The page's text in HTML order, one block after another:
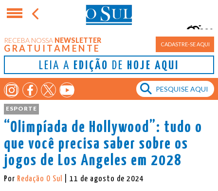
RECEBA NOSSA NEWSLETTER
GRATUITAMENTE CADASTRE-SE AQUI
LEIA A EDIÇÃO DE HOJE AQUI
Porto Alegre
9°
ESPORTE
“Olimpíada de Hollywood”: tudo o
que você precisa saber sobre os
jogos de Los Angeles em 2028
Por Redação O Sul | 11 de agosto de 2024